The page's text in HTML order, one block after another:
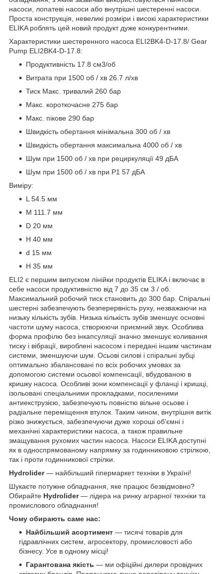
насоси, лопатеві насоси або внутрішні шестеренні насоси.
Проста конструкція, невеликі розміри і високі характеристики
ELIKA роблять цей новий продукт дуже конкурентними.
Характеристики шестеренного насоса ELI2BK4-D-17.8/ Gear
Pump ELI2BK4-D-17.8:
Продуктивність 17.8 см3/об
Витрата при 1500 об / хв 26.7 л/хв
Тиск Макс. тривалий 260 бар
Макс. короткочасне 275 бар
Макс. пікове 290 бар
Швидкість обертання мінімальна 300 об / хв
Швидкість обертання максимальна 4000 об / хв
Шум при 1500 об / хв при рециркуляції 49 дБА
Шум при 1500 об / хв при P1 57 дБА
Виміру:
L 54.5 мм
M 111.7 мм
D 20 мм
H 40 мм
d 15 мм
H 35 мм
ELI2 є першим випуском лінійки продуктів ELIKA і включає в
себе насоси продуктивністю від 7 до 35 см 3 / об.
Максимальний робочий тиск становить до 300 бар. Спіральні
шестерні забезпечують безперервність руху, незважаючи на
низьку кількість зубів. Низька кількість зубів зменшує основні
частоти шуму насоса, створюючи приємний звук. Особлива
форма профілю без інкапсуляції значно зменшує коливання
тиску і вібрації, вироблені насосом і передані іншим частинам
системи, зменшуючи шум. Осьові силові і спіральні зубці
оптимально збалансовані по всіх робочих умовах за
допомогою системи осьової компенсації, вбудованою в
кришку насоса. Особливі зони компенсації у фланці і кришці,
ізольовані спеціальними прокладками, посиленими
антиекструзією, забезпечують повністю вільне осьове і
радіальне переміщення втулок. Таким чином, внутрішня витік
різко знижується, забезпечуючи дуже хороші об'ємні і
механічні характеристики насоса, а також правильне
змащування рухомих частин насоса. Насоси ELIKA доступні
як в односпрямованому напрямку за годинниковою стрілкою,
так і проти годинникової стрілки.
Hydrolider— найбільший гіпермаркет техніки в Україні!
Шукаєте потужне обладнання, яке працює безвідмовно?
Обирайте Hydrolider— лідера на ринку аграрної техніки та
промислового обладнання!
Чому обирають саме нас:
Найбільший асортимент — тисячі товарів для
гідравлічних систем, агросектору, промисловості або
бізнесу. Усе в одному місці!
Гарантована якість — ми офіційні дилери провідних